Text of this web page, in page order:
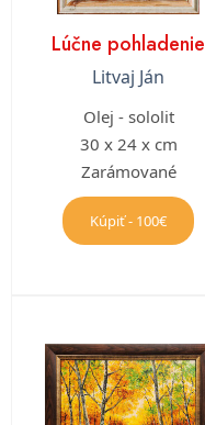
Lúčne pohladenie
Litvaj Ján
Olej - sololit
30 x 24 x cm
Zarámované
Kúpiť - 100€